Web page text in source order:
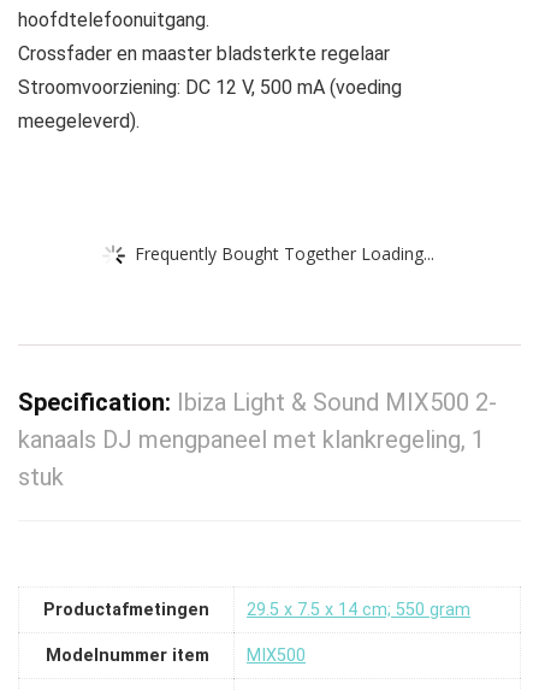
hoofdtelefoonuitgang.
Crossfader en maaster bladsterkte regelaar
Stroomvoorziening: DC 12 V, 500 mA (voeding
meegeleverd).
Frequently Bought Together Loading...
Specification: Ibiza Light & Sound MIX500 2-
kanaals DJ mengpaneel met klankregeling, 1
stuk
Productafmetingen ‎29.5 x 7.5 x 14 cm; 550 gram
Modelnummer item ‎MIX500